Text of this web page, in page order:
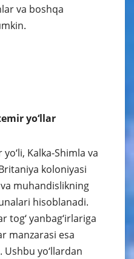
va boshqa
yo‘llar
Kalka-Shimla va
koloniyasi
muhandislikning
hisoblanadi.
tog‘ yanbag‘irlariga
manzarasi esa
Ushbu yo‘llardan